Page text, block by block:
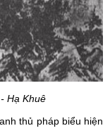
Hạ Khuê
thủ pháp biểu hiện